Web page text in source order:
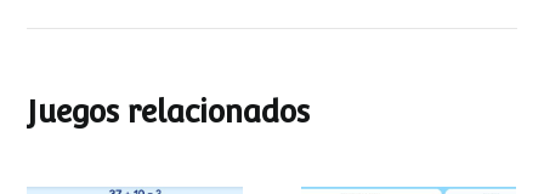
Juegos relacionados